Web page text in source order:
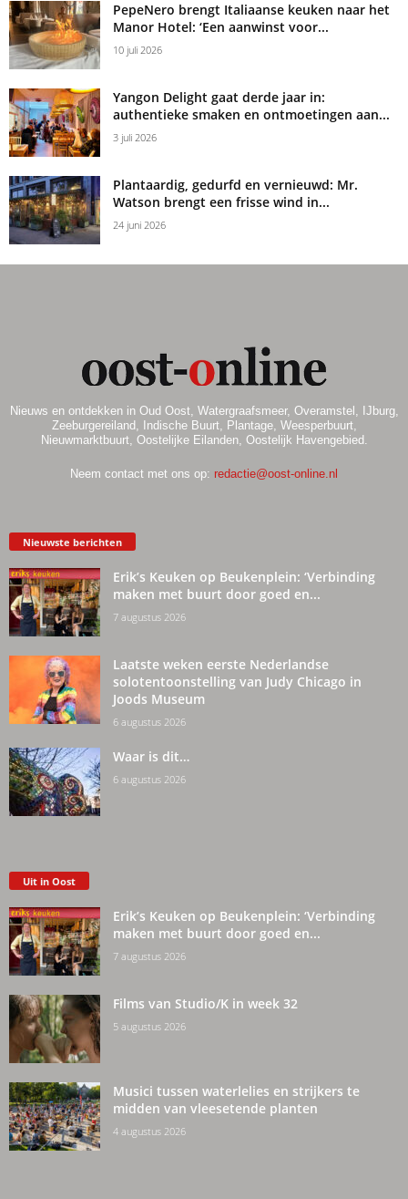
PepeNero brengt Italiaanse keuken naar het
Manor Hotel: ‘Een aanwinst voor...
10 juli 2026
Yangon Delight gaat derde jaar in:
authentieke smaken en ontmoetingen aan...
3 juli 2026
Plantaardig, gedurfd en vernieuwd: Mr.
Watson brengt een frisse wind in...
24 juni 2026
Nieuws en ontdekken in Oud Oost, Watergraafsmeer, Overamstel, IJburg,
Zeeburgereiland, Indische Buurt, Plantage, Weesperbuurt,
Nieuwmarktbuurt, Oostelijke Eilanden, Oostelijk Havengebied.
Neem contact met ons op: redactie@oost-online.nl
Nieuwste berichten
Erik’s Keuken op Beukenplein: ‘Verbinding
maken met buurt door goed en...
7 augustus 2026
Laatste weken eerste Nederlandse
solotentoonstelling van Judy Chicago in
Joods Museum
6 augustus 2026
Waar is dit…
6 augustus 2026
Uit in Oost
Erik’s Keuken op Beukenplein: ‘Verbinding
maken met buurt door goed en...
7 augustus 2026
Films van Studio/K in week 32
5 augustus 2026
Musici tussen waterlelies en strijkers te
midden van vleesetende planten
4 augustus 2026